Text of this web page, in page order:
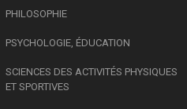
PHILOSOPHIE
PSYCHOLOGIE, ÉDUCATION
SCIENCES DES ACTIVITÉS PHYSIQUES
ET SPORTIVES